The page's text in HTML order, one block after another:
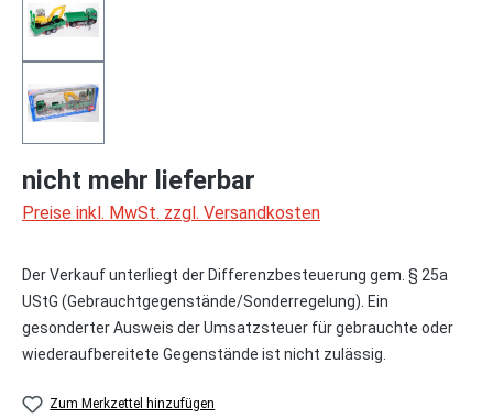
nicht mehr lieferbar
Preise inkl. MwSt. zzgl. Versandkosten
Der Verkauf unterliegt der Differenzbesteuerung gem. § 25a
UStG (Gebrauchtgegenstände/Sonderregelung). Ein
gesonderter Ausweis der Umsatzsteuer für gebrauchte oder
wiederaufbereitete Gegenstände ist nicht zulässig.
Zum Merkzettel hinzufügen